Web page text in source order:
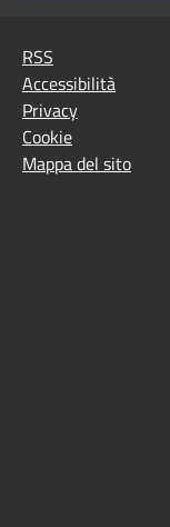
RSS
Accessibilità
Privacy
Cookie
Mappa del sito